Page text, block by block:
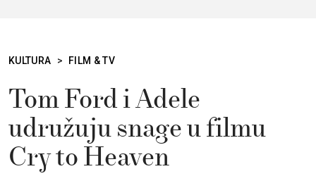
KULTURA > FILM & TV
Tom Ford i Adele
udružuju snage u filmu
Cry to Heaven